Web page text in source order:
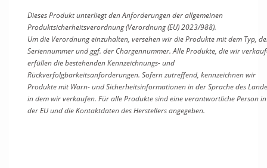
Dieses Produkt unterliegt den Anforderungen der allgemeinen
Produktsicherheitsverordnung (Verordnung (EU) 2023/988).
Um die Verordnung einzuhalten, versehen wir die Produkte mit dem Typ,
Seriennummer und ggf. der Chargennummer. Alle Produkte, die wir
erfüllen die bestehenden Kennzeichnungs- und
Rückverfolgbarkeitsanforderungen. Sofern zutreffend, kennzeichnen wir
Produkte mit Warn- und Sicherheitsinformationen in der Sprache des
in dem wir verkaufen. Für alle Produkte sind eine verantwortliche Person in
der EU und die Kontaktdaten des Herstellers angegeben.